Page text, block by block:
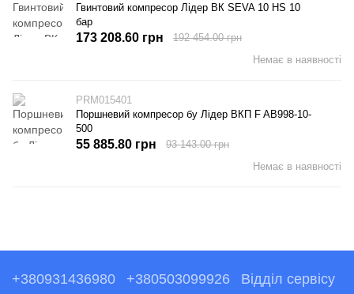
Гвинтовий компресор Лідер ВК SEVA 10 HS 10
бар
Немає в наявності
173 208.60 грн 192 454.00 грн
PRM015401
Поршневий компресор бу Лідер ВКП F AB998-10-
500
Немає в наявності
55 885.80 грн 93 143.00 грн
+380931436980 +380503099926 Відділ сервісу